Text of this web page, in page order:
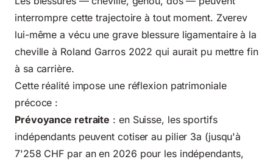
interrompre cette trajectoire à tout moment. Zverev
lui-même a vécu une grave blessure ligamentaire à la
cheville à Roland Garros 2022 qui aurait pu mettre fin
à sa carrière.
Cette réalité impose une réflexion patrimoniale
précoce :
Prévoyance retraite : en Suisse, les sportifs
indépendants peuvent cotiser au pilier 3a (jusqu'à
7'258 CHF par an en 2026 pour les indépendants,